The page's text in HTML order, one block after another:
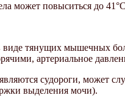
может повыситься до
виде тянущих мышечных
артериальное
судороги, может
выделения мочи).